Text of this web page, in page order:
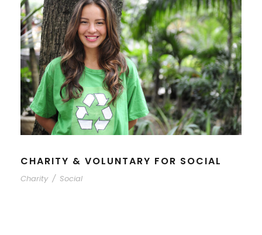
CHARITY & VOLUNTARY FOR SOCIAL
Charity / Social